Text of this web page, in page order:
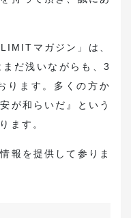
マガジン」は、
だ浅いながらも、3
ります。多くの方か
が和らいだ』という
ます。
報を提供して参りま